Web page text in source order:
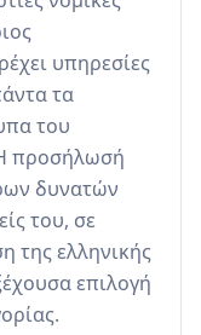
υπηρεσίες
τα
του
προσήλωσή
δυνατών
του, σε
της ελληνικής
επιλογή